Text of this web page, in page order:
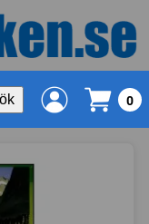
0